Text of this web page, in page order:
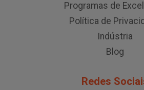
Programas de
Política de
Indústria
Blog
Redes